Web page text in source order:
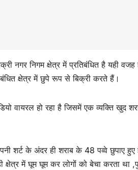
नगर निगम क्षेत्र में प्रतिबंधित है यही
क्षेत्र में छुपे रूप से बिक्री करते हैं।
वायरल हो रहा है जिसमें एक व्यक्ति खुद
शर्ट के अंदर ही शराब के 48 पव्वे छुपाए
में घूम घूम कर लोगों को बेचा करता था